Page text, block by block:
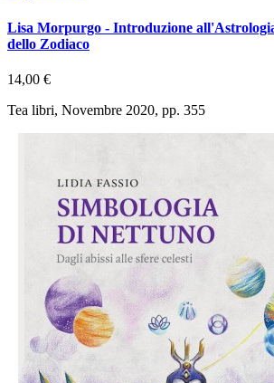
Lisa Morpurgo - Introduzione
dello Zodiaco
14,00 €
Tea libri, Novembre 2020, pp. 355